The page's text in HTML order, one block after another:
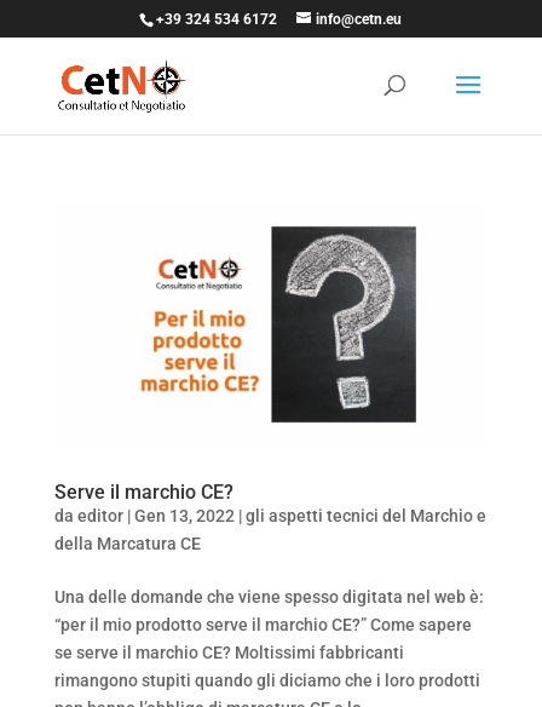
+39 324 534 6172 info@cetn.eu
Serve il marchio CE?
da editor|Gen 13, 2022 |gli aspetti tecnici del Marchio e
della Marcatura CE
Una delle domande che viene spesso digitata nel web è:
“per il mio prodotto serve il marchio CE?” Come sapere
se serve il marchio CE? Moltissimi fabbricanti
rimangono stupiti quando gli diciamo che i loro prodotti